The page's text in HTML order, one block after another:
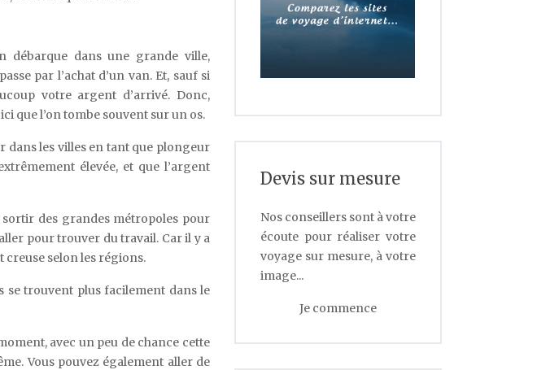
débarque dans une grande ville,
par l’achat d’un van. Et, sauf si
votre argent d’arrivé. Donc,
que l’on tombe souvent sur un os.
dans les villes en tant que plongeur
élevée, et que l’argent
sortir des grandes métropoles pour
pour trouver du travail. Car il y a
creuse selon les régions.
se trouvent plus facilement dans le
avec un peu de chance cette
Vous pouvez également aller de
Devis sur mesure
Nos conseillers sont à votre
écoute pour réaliser votre
voyage sur mesure, à votre
image...
Je commence